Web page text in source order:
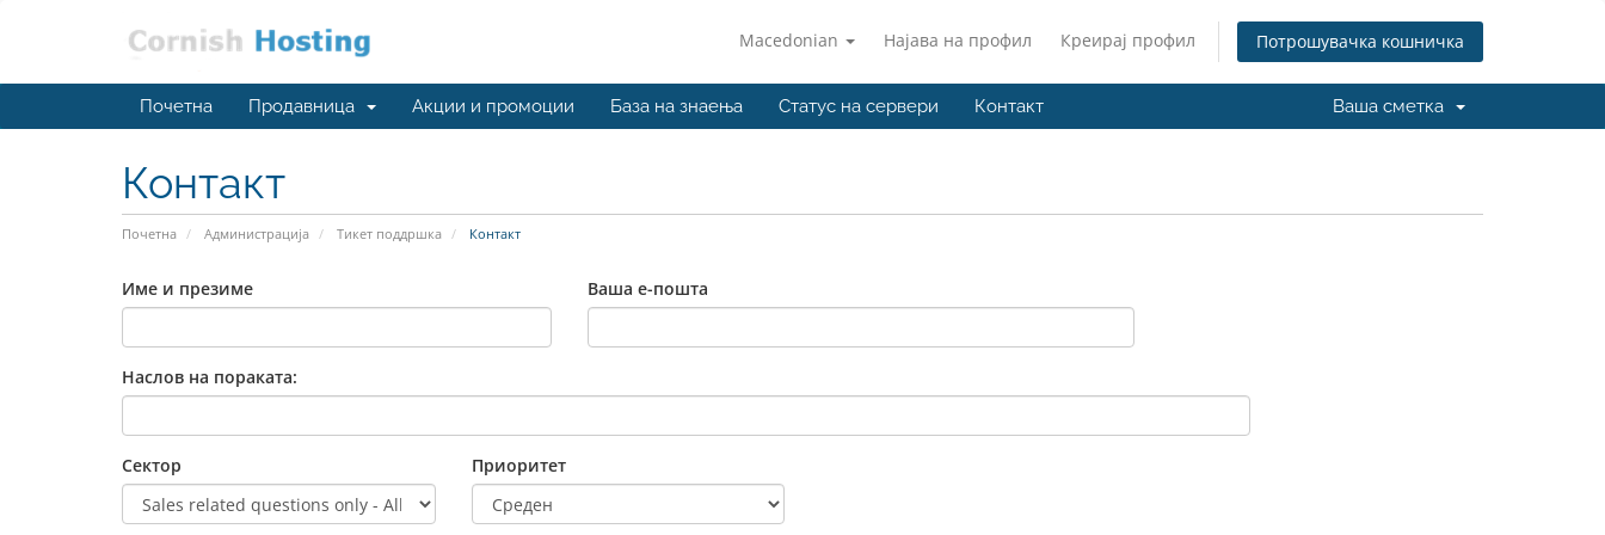
Macedonian Најава на профил Креирај профил Потрошувачка кошничка
Почетна Продавница Акции и промоции База на знаења Статус на сервери Контакт Ваша сметка
Контакт
Почетна Администрација Тикет поддршка Контакт
Име и презиме Ваша е-пошта
Наслов на пораката:
Сектор Приоритет